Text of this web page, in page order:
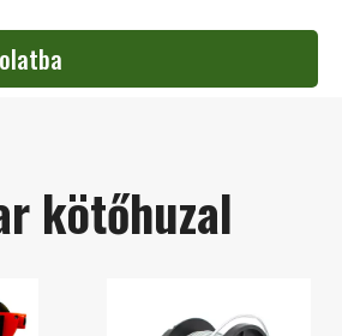
kötőhuzal